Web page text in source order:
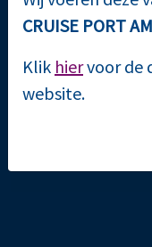
VSF
CRUISE PORT
Klik hiervoor de
website.